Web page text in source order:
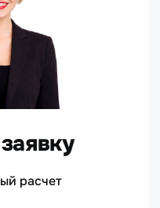
расчет